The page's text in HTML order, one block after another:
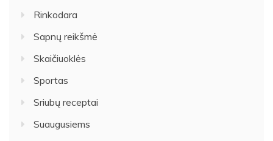
Rinkodara
Sapnų reikšmė
Skaičiuoklės
Sportas
Sriubų receptai
Suaugusiems